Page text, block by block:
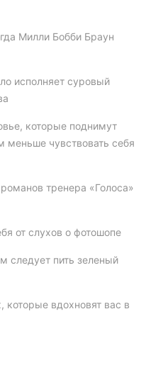
Милли Бобби Браун
исполняет суровый
которые поднимут
меньше чувствовать себя
тренера «Голоса»
от слухов о фотошопе
следует пить зеленый
которые вдохновят вас в